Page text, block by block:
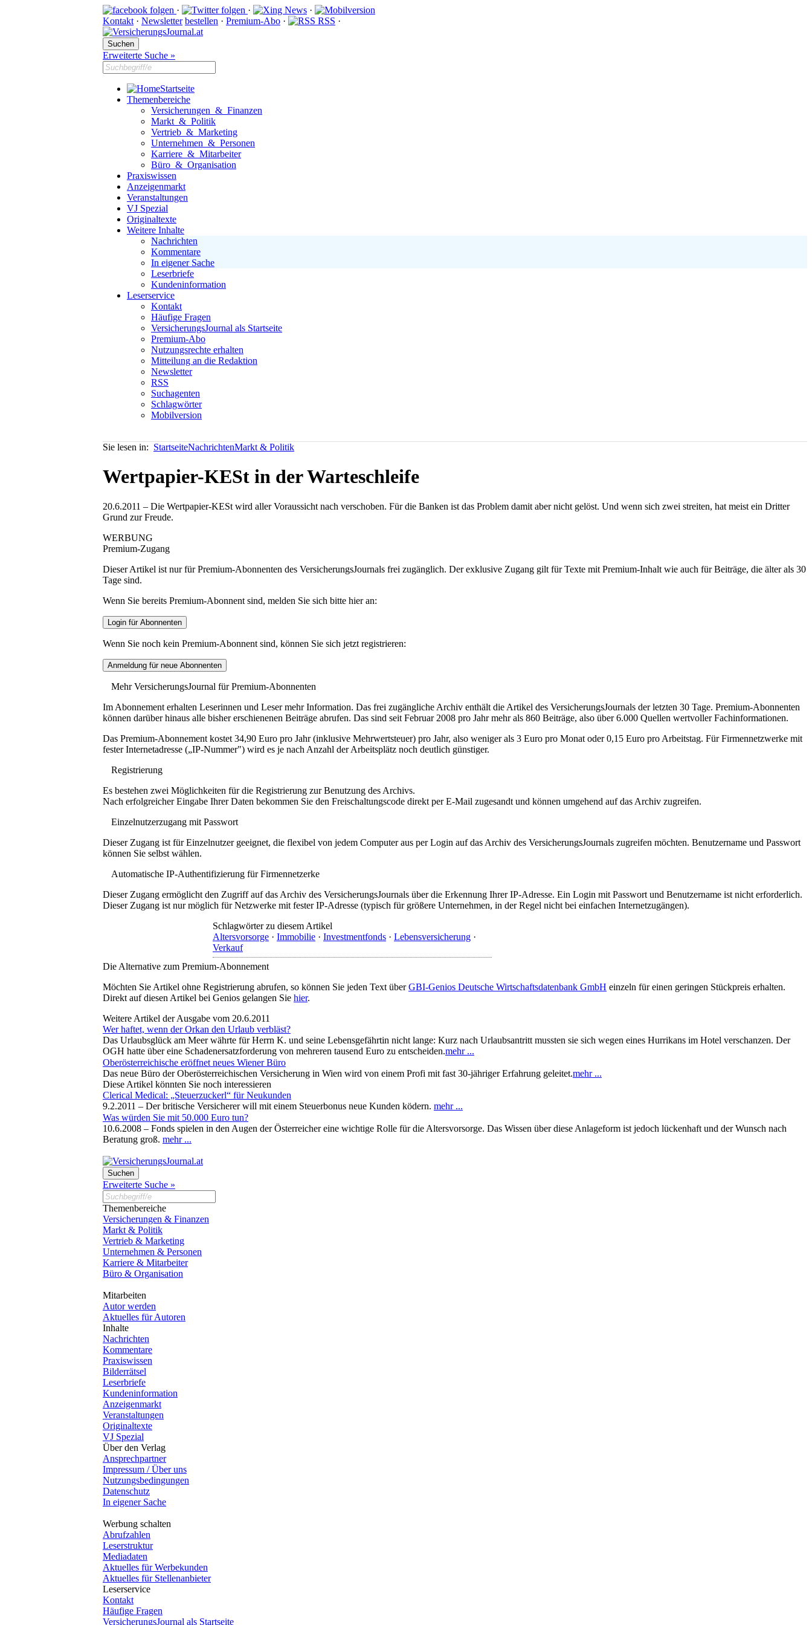
· ·
·
Kontakt · Newsletter bestellen · Premium-Abo · RSS ·
Erweiterte Suche »
Startseite
Themenbereiche
Versicherungen & Finanzen
Markt & Politik
Vertrieb & Marketing
Unternehmen & Personen
Karriere & Mitarbeiter
Büro & Organisation
Praxiswissen
Anzeigenmarkt
Veranstaltungen
VJ Spezial
Originaltexte
Weitere Inhalte
Nachrichten
Kommentare
In eigener Sache
Leserbriefe
Kundeninformation
Leserservice
Kontakt
Häufige Fragen
VersicherungsJournal als Startseite
Premium-Abo
Nutzungsrechte erhalten
Mitteilung an die Redaktion
Newsletter
RSS
Suchagenten
Schlagwörter
Mobilversion
Sie lesen in: StartseiteNachrichtenMarkt & Politik
Wertpapier-KESt in der Warteschleife
20.6.2011 – Die Wertpapier-KESt wird aller Voraussicht nach verschoben. Für die Banken ist das Problem damit aber nicht gelöst. Und wenn sich zwei streiten, hat meist ein Dritter
Grund zur Freude.
WERBUNG
Premium-Zugang
Dieser Artikel ist nur für Premium-Abonnenten des VersicherungsJournals frei zugänglich. Der exklusive Zugang gilt für Texte mit Premium-Inhalt wie auch für Beiträge, die älter als 30
Tage sind.
Wenn Sie bereits Premium-Abonnent sind, melden Sie sich bitte hier an:
Wenn Sie noch kein Premium-Abonnent sind, können Sie sich jetzt registrieren:
Mehr VersicherungsJournal für Premium-Abonnenten
Im Abonnement erhalten Leserinnen und Leser mehr Information. Das frei zugängliche Archiv enthält die Artikel des VersicherungsJournals der letzten 30 Tage. Premium-Abonnenten
können darüber hinaus alle bisher erschienenen Beiträge abrufen. Das sind seit Februar 2008 pro Jahr mehr als 860 Beiträge, also über 6.000 Quellen wertvoller Fachinformationen.
Das Premium-Abonnement kostet 34,90 Euro pro Jahr (inklusive Mehrwertsteuer) pro Jahr, also weniger als 3 Euro pro Monat oder 0,15 Euro pro Arbeitstag. Für Firmennetzwerke mit
fester Internetadresse („IP-Nummer") wird es je nach Anzahl der Arbeitsplätz noch deutlich günstiger.
Registrierung
Es bestehen zwei Möglichkeiten für die Registrierung zur Benutzung des Archivs.
Nach erfolgreicher Eingabe Ihrer Daten bekommen Sie den Freischaltungscode direkt per E-Mail zugesandt und können umgehend auf das Archiv zugreifen.
Einzelnutzerzugang mit Passwort
Dieser Zugang ist für Einzelnutzer geeignet, die flexibel von jedem Computer aus per Login auf das Archiv des VersicherungsJournals zugreifen möchten. Benutzername und Passwort
können Sie selbst wählen.
Automatische IP-Authentifizierung für Firmennetzerke
Dieser Zugang ermöglicht den Zugriff auf das Archiv des VersicherungsJournals über die Erkennung Ihrer IP-Adresse. Ein Login mit Passwort und Benutzername ist nicht erforderlich.
Dieser Zugang ist nur möglich für Netzwerke mit fester IP-Adresse (typisch für größere Unternehmen, in der Regel nicht bei einfachen Internetzugängen).
Schlagwörter zu diesem Artikel
Altersvorsorge · Immobilie · Investmentfonds · Lebensversicherung ·
Verkauf
Die Alternative zum Premium-Abonnement
Möchten Sie Artikel ohne Registrierung abrufen, so können Sie jeden Text überGBI-Genios Deutsche Wirtschaftsdatenbank GmbH einzeln für einen geringen Stückpreis erhalten.
Direkt auf diesen Artikel bei Genios gelangen Sie hier.
Weitere Artikel der Ausgabe vom 20.6.2011
Wer haftet, wenn der Orkan den Urlaub verbläst?
Das Urlaubsglück am Meer währte für Herrn K. und seine Lebensgefährtin nicht lange: Kurz nach Urlaubsantritt mussten sie sich wegen eines Hurrikans im Hotel verschanzen. Der
OGH hatte über eine Schadenersatzforderung von mehreren tausend Euro zu entscheiden.mehr ...
Oberösterreichische eröffnet neues Wiener Büro
Das neue Büro der Oberösterreichischen Versicherung in Wien wird von einem Profi mit fast 30-jähriger Erfahrung geleitet.mehr ...
Diese Artikel könnten Sie noch interessieren
Clerical Medical: „Steuerzuckerl“ für Neukunden
9.2.2011 – Der britische Versicherer will mit einem Steuerbonus neue Kunden ködern. mehr ...
Was würden Sie mit 50.000 Euro tun?
10.6.2008 – Fonds spielen in den Augen der Österreicher eine wichtige Rolle für die Altersvorsorge. Das Wissen über diese Anlageform ist jedoch lückenhaft und der Wunsch nach
Beratung groß. mehr ...
Erweiterte Suche »
Themenbereiche
Versicherungen & Finanzen
Markt & Politik
Vertrieb & Marketing
Unternehmen & Personen
Karriere & Mitarbeiter
Büro & Organisation
Mitarbeiten
Autor werden
Aktuelles für Autoren
Inhalte
Nachrichten
Kommentare
Praxiswissen
Bilderrätsel
Leserbriefe
Kundeninformation
Anzeigenmarkt
Veranstaltungen
Originaltexte
VJ Spezial
Über den Verlag
Ansprechpartner
Impressum / Über uns
Nutzungsbedingungen
Datenschutz
In eigener Sache
Werbung schalten
Abrufzahlen
Leserstruktur
Mediadaten
Aktuelles für Werbekunden
Aktuelles für Stellenanbieter
Leserservice
Kontakt
Häufige Fragen
VersicherungsJournal als Startseite